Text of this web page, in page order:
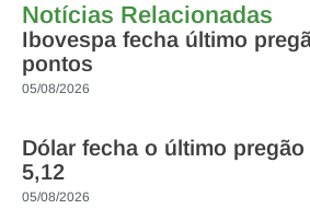
Notícias Relacionadas
Ibovespa fecha último
pontos
05/08/2026
Dólar fecha o último
5,12
05/08/2026